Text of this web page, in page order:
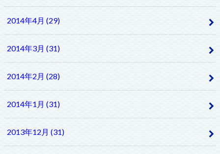
2014年4月 (29)
2014年3月 (31)
2014年2月 (28)
2014年1月 (31)
2013年12月 (31)